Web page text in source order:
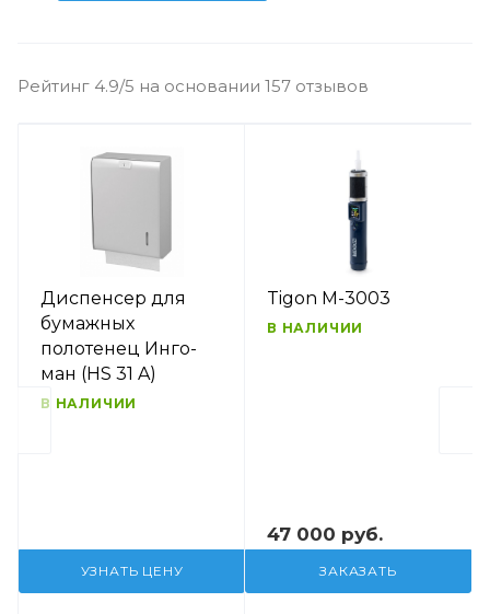
Рейтинг 4.9/5 на основании 157 отзывов
Диспенсер для
бумажных
полотенец Инго-
ман (HS 31 A)
В НАЛИЧИИ
УЗНАТЬ ЦЕНУ
Tigon M-3003
В НАЛИЧИИ
47 000 руб.
ЗАКАЗАТЬ